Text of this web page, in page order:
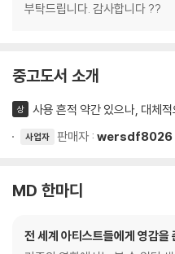
부탁드립니다. 감사합니다 ??
중고도서 소개
상 사용 흔적 약간 있으나, 대체
사업자 판매자 : wersdf8026
MD 한마디
전 세계 아티스트들에게 영감을